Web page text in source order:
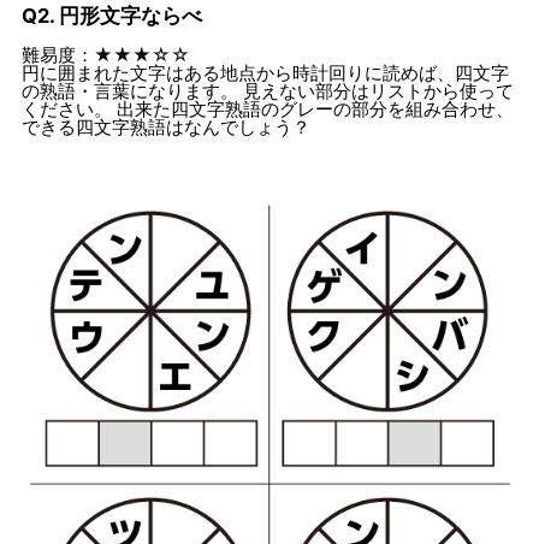
Q2. 円形文字ならべ
難易度：★★★☆☆
円に囲まれた文字はある地点から時計回りに読めば、四文字
の熟語・言葉になります。 見えない部分はリストから使って
ください。 出来た四文字熟語のグレーの部分を組み合わせ、
できる四文字熟語はなんでしょう？